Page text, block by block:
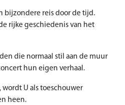
bijzondere reis door de tijd.
rijke geschiedenis van het
die normaal stil aan de muur
hun eigen verhaal.
U als toeschouwer
heen.